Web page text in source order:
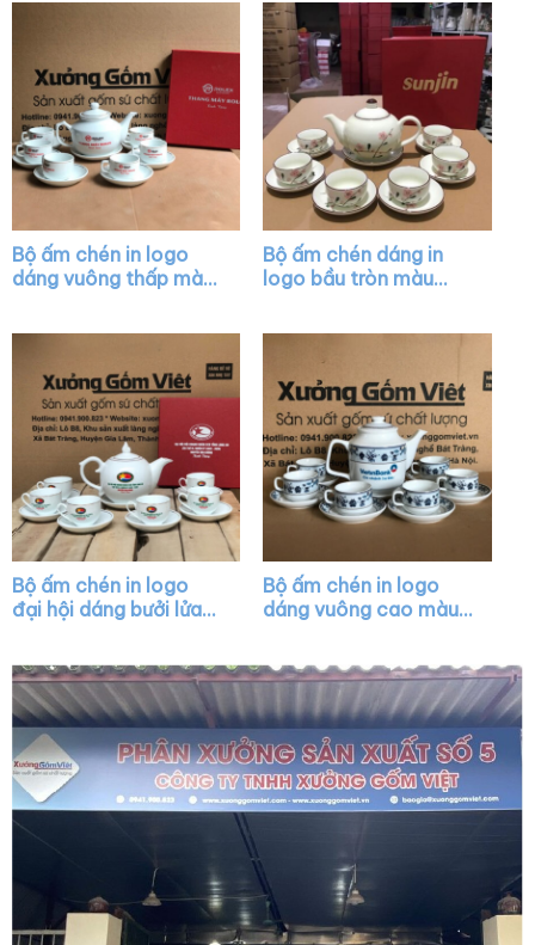
Bộ ấm chén in logo
dáng vuông thấp màu
Bộ ấm chén dáng in
logo bầu tròn màu
Bộ ấm chén in logo
đại hội dáng bưởi lửa
Bộ ấm chén in logo
dáng vuông cao màu